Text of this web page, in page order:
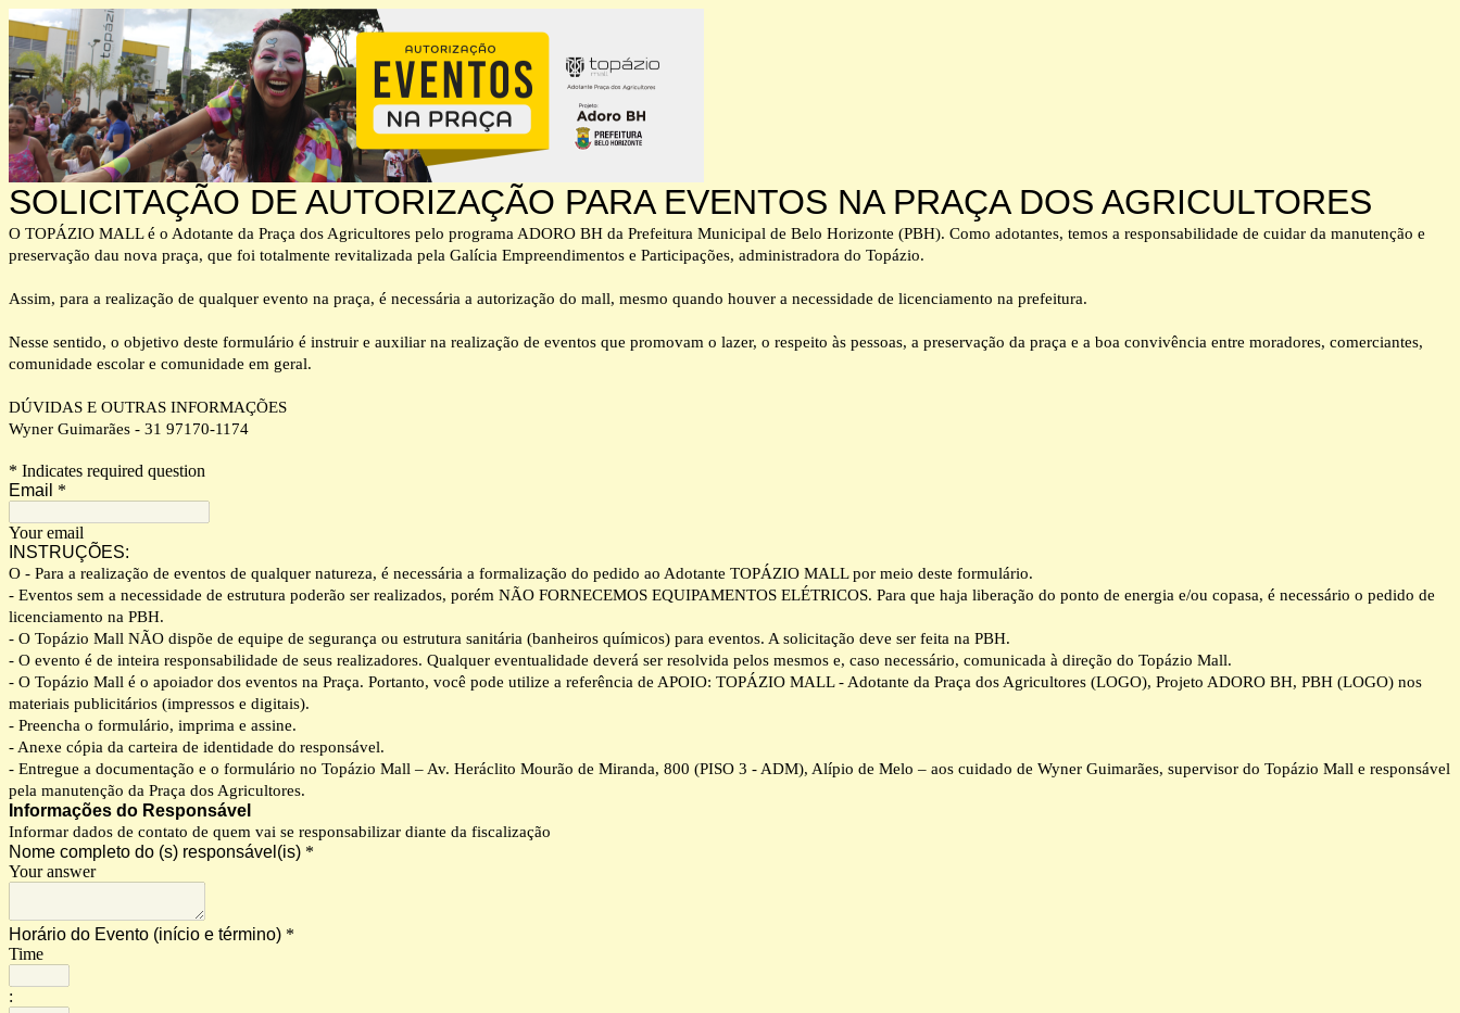
SOLICITAÇÃO DE AUTORIZAÇÃO PARA EVENTOS NA PRAÇA DOS AGRICULTORES
O TOPÁZIO MALL é o Adotante da Praça dos Agricultores pelo programa ADORO BH da Prefeitura Municipal de Belo Horizonte (PBH). Como adotantes, temos a responsabilidade de cuidar da manutenção e
preservação dau nova praça, que foi totalmente revitalizada pela Galícia Empreendimentos e Participações, administradora do Topázio.
Assim, para a realização de qualquer evento na praça, é necessária a autorização do mall, mesmo quando houver a necessidade de licenciamento na prefeitura.
Nesse sentido, o objetivo deste formulário é instruir e auxiliar na realização de eventos que promovam o lazer, o respeito às pessoas, a preservação da praça e a boa convivência entre moradores, comerciantes,
comunidade escolar e comunidade em geral.
DÚVIDAS E OUTRAS INFORMAÇÕES
Wyner Guimarães - 31 97170-1174
* Indicates required question
Email *
Your email
INSTRUÇÕES:
O - Para a realização de eventos de qualquer natureza, é necessária a formalização do pedido ao Adotante TOPÁZIO MALL por meio deste formulário.
- Eventos sem a necessidade de estrutura poderão ser realizados, porém NÃO FORNECEMOS EQUIPAMENTOS ELÉTRICOS. Para que haja liberação do ponto de energia e/ou copasa, é necessário o pedido de
licenciamento na PBH.
- O Topázio Mall NÃO dispõe de equipe de segurança ou estrutura sanitária (banheiros químicos) para eventos. A solicitação deve ser feita na PBH.
- O evento é de inteira responsabilidade de seus realizadores. Qualquer eventualidade deverá ser resolvida pelos mesmos e, caso necessário, comunicada à direção do Topázio Mall.
- O Topázio Mall é o apoiador dos eventos na Praça. Portanto, você pode utilize a referência de APOIO: TOPÁZIO MALL - Adotante da Praça dos Agricultores (LOGO), Projeto ADORO BH, PBH (LOGO) nos
materiais publicitários (impressos e digitais).
- Preencha o formulário, imprima e assine.
- Anexe cópia da carteira de identidade do responsável.
- Entregue a documentação e o formulário no Topázio Mall – Av. Heráclito Mourão de Miranda, 800 (PISO 3 - ADM), Alípio de Melo – aos cuidado de Wyner Guimarães, supervisor do Topázio Mall e responsável
pela manutenção da Praça dos Agricultores.
Informações do Responsável
Informar dados de contato de quem vai se responsabilizar diante da fiscalização
Nome completo do (s) responsável(is) *
Your answer
Horário do Evento (início e término) *
Time
: